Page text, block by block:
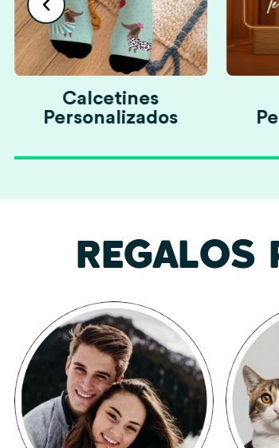
Calcetines
Personalizados
REGALOS